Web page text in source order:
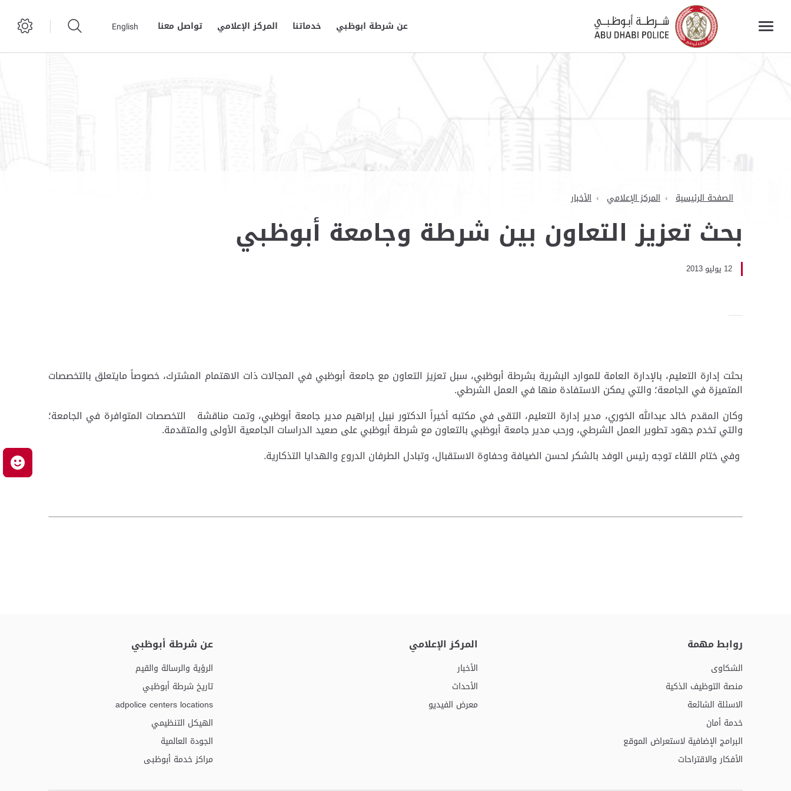
عن شرطة ابوظبي خدماتنا المركز الإعلامي تواصل معنا English
الصفحة الرئيسية المركز الإعلامي الأخبار
بحث تعزيز التعاون بين شرطة وجامعة أبوظبي
12 يوليو 2013
بحثت إدارة التعليم، بالإدارة العامة للموارد البشرية بشرطة أبوظبي، سبل تعزيز التعاون مع جامعة أبوظبي في المجالات ذات الاهتمام المشترك، خصوصاً مايتعلق بالتخصصات
المتميزة في الجامعة؛ والتي يمكن الاستفادة منها في العمل الشرطي.
وكان المقدم خالد عبدالله الخوري، مدير إدارة التعليم، التقى في مكتبه أخيراً الدكتور نبيل إبراهيم مدير جامعة أبوظبي، وتمت مناقشة التخصصات المتوافرة في الجامعة؛
والتي تخدم جهود تطوير العمل الشرطي، ورحب مدير جامعة أبوظبي بالتعاون مع شرطة أبوظبي على صعيد الدراسات الجامعية الأولى والمتقدمة.
وفي ختام اللقاء توجه رئيس الوفد بالشكر لحسن الضيافة وحفاوة الاستقبال، وتبادل الطرفان الدروع والهدايا التذكارية.
روابط مهمة
الشكاوى
منصة التوظيف الذكية
الاسئلة الشائعة
خدمة أمان
البرامج الإضافية لاستعراض الموقع
الأفكار والاقتراحات
المركز الإعلامي
الأخبار
الأحداث
معرض الفيديو
عن شرطة أبوظبي
الرؤية والرسالة والقيم
تاريخ شرطة أبوظبي
adpolice centers locations
الهيكل التنظيمي
الجودة العالمية
مراكز خدمة أبوظبى